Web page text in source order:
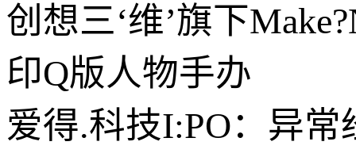
创想三‘维’旗下
印Q版人物手办
爱得.科技I:PO：异